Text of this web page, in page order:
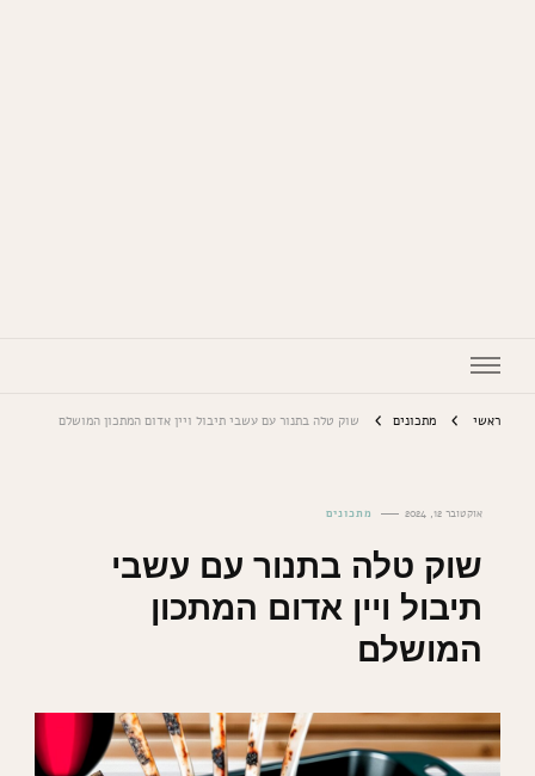
ראשי מתכונים שוק טלה בתנור עם עשבי תיבול ויין אדום המתכון המושלם
אוקטובר 12, 2024 מתכונים
שוק טלה בתנור עם עשבי
תיבול ויין אדום המתכון
המושלם